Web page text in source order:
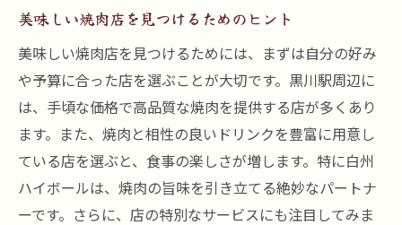
美味しい焼肉店を見つけるためのヒント
美味しい焼肉店を見つけるためには、まずは自分の好み
や予算に合った店を選ぶことが大切です。黒川駅周辺に
は、手頃な価格で高品質な焼肉を提供する店が多くあり
ます。また、焼肉と相性の良いドリンクを豊富に用意し
ている店を選ぶと、食事の楽しさが増します。特に白州
ハイボールは、焼肉の旨味を引き立てる絶妙なパートナ
ーです。さらに、店の特別なサービスにも注目してみま